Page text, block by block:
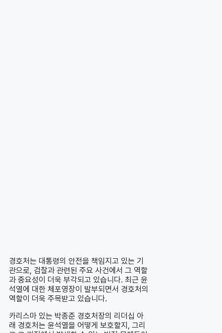
경호처는 대통령의 안전을 책임지고 있는 기
관으로, 검찰과 관련된 주요 사건에서 그 역할
과 중요성이 더욱 부각되고 있습니다. 최근 윤
석열에 대한 체포영장이 발부되면서 경호처의
역할이 더욱 주목받고 있습니다.
카리스마 있는 박종준 경호처장의 리더십 아
래 경호처는 윤석열을 어떻게 보호할지, 그리